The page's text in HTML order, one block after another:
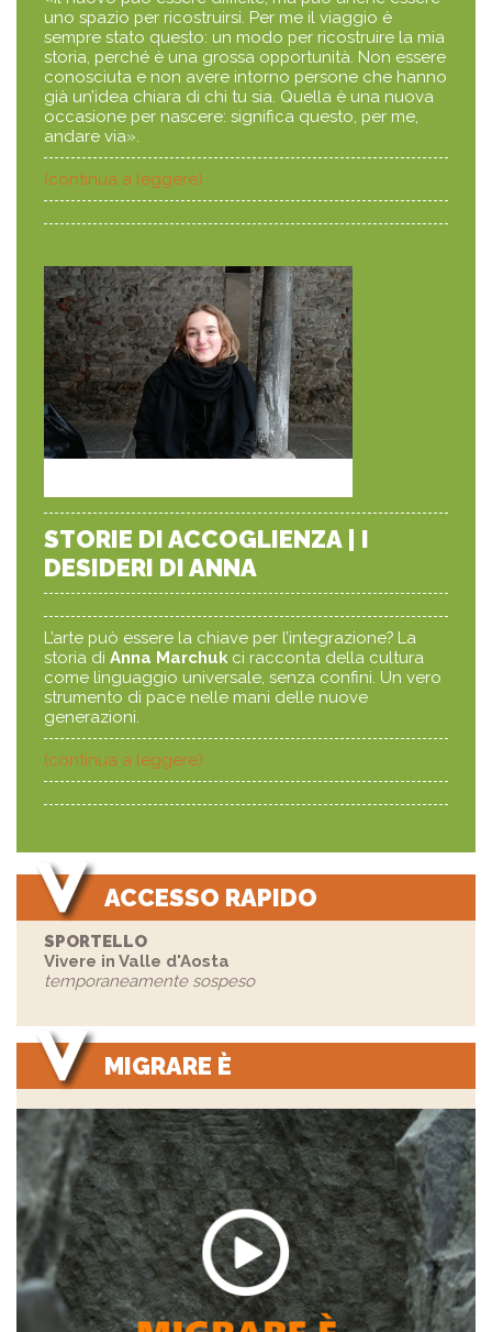
uno spazio per ricostruirsi. Per me il viaggio è
sempre stato questo: un modo per ricostruire la mia
storia, perché è una grossa opportunità. Non essere
conosciuta e non avere intorno persone che hanno
già un’idea chiara di chi tu sia. Quella è una nuova
occasione per nascere: significa questo, per me,
andare via».
(continua a leggere)
STORIE DI ACCOGLIENZA | I
DESIDERI DI ANNA
L’arte può essere la chiave per l’integrazione? La
storia diAnna Marchukci racconta della cultura
come linguaggio universale, senza confini. Un vero
strumento di pace nelle mani delle nuove
generazioni.
(continua a leggere)
ACCESSO RAPIDO
SPORTELLO
Vivere in Valle d'Aosta
temporaneamente sospeso
MIGRARE È